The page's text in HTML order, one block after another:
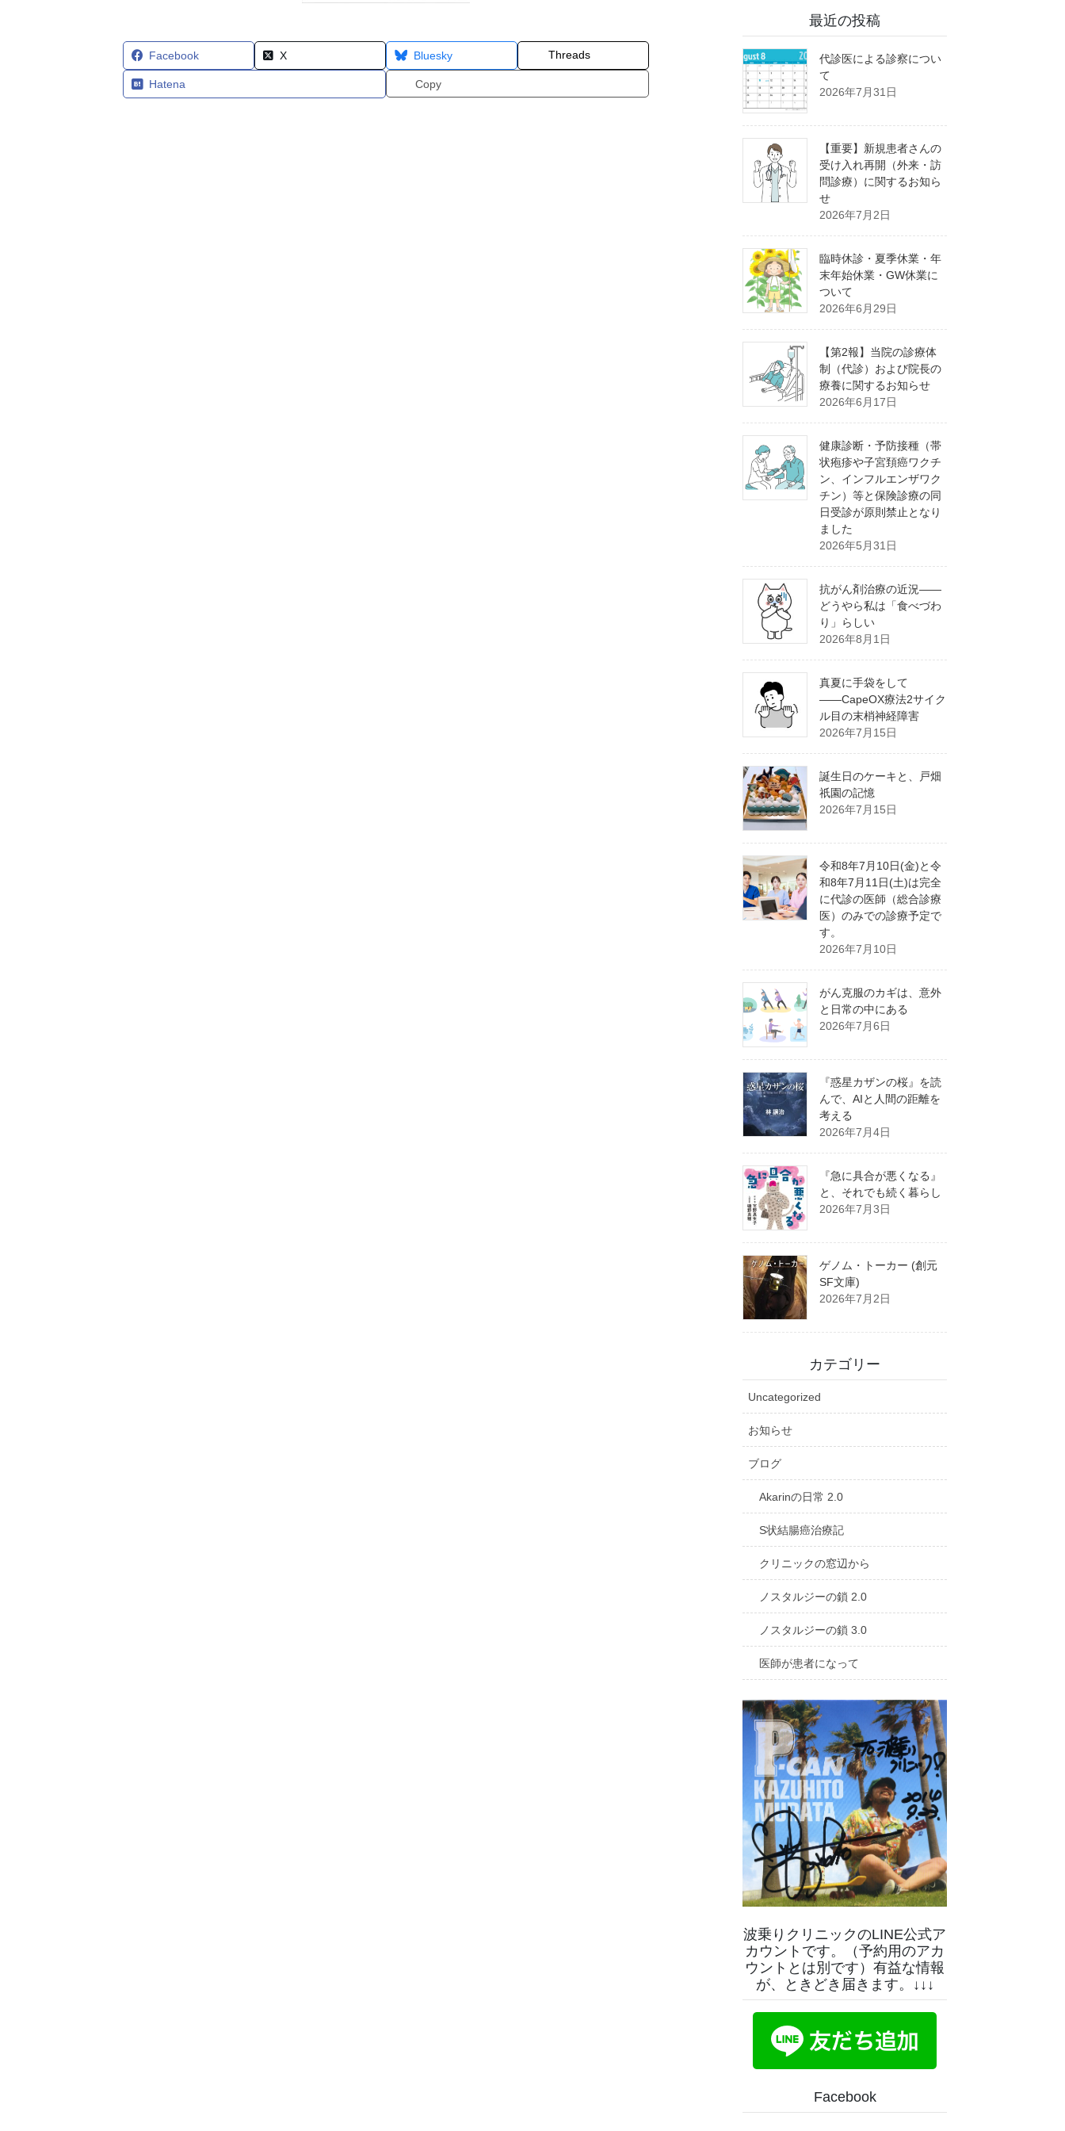
Facebook X Bluesky Threads
Hatena Copy
最近の投稿
代診医による診察につい
て
2026年7月31日
【重要】新規患者さんの
受け入れ再開（外来・訪
問診療）に関するお知ら
せ
2026年7月2日
臨時休診・夏季休業・年
末年始休業・GW休業に
ついて
2026年6月29日
【第2報】当院の診療体
制（代診）および院長の
療養に関するお知らせ
2026年6月17日
健康診断・予防接種（帯
状疱疹や子宮頚癌ワクチ
ン、インフルエンザワク
チン）等と保険診療の同
日受診が原則禁止となり
ました
2026年5月31日
抗がん剤治療の近況――
どうやら私は「食べづわ
り」らしい
2026年8月1日
真夏に手袋をして
――CapeOX療法2サイク
ル目の末梢神経障害
2026年7月15日
誕生日のケーキと、戸畑
祇園の記憶
2026年7月15日
令和8年7月10日(金)と令
和8年7月11日(土)は完全
に代診の医師（総合診療
医）のみでの診療予定で
す。
2026年7月10日
がん克服のカギは、意外
と日常の中にある
2026年7月6日
『惑星カザンの桜』を読
んで、AIと人間の距離を
考える
2026年7月4日
『急に具合が悪くなる』
と、それでも続く暮らし
2026年7月3日
ゲノム・トーカー (創元
SF文庫)
2026年7月2日
カテゴリー
Uncategorized
お知らせ
ブログ
Akarinの日常 2.0
S状結腸癌治療記
クリニックの窓辺から
ノスタルジーの鎖 2.0
ノスタルジーの鎖 3.0
医師が患者になって
波乗りクリニックのLINE公式ア
カウントです。（予約用のアカ
ウントとは別です）有益な情報
が、ときどき届きます。↓↓↓
Facebook